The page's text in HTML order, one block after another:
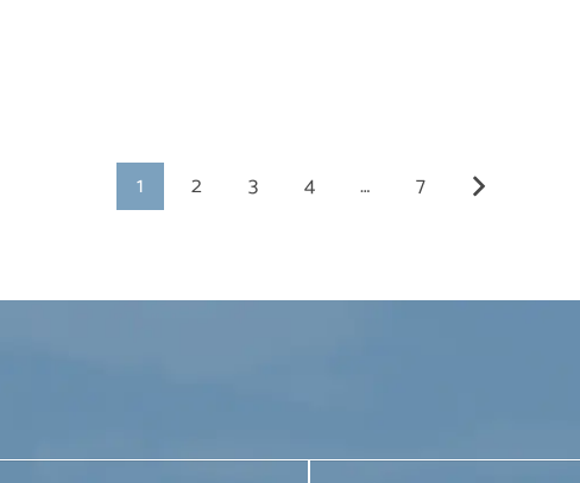
1 2 3 4 … 7